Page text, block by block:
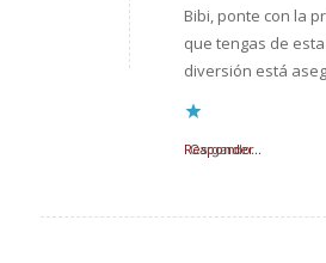
Bibi, ponte con la
que tengas de
diversión está
Cargando...
Responder